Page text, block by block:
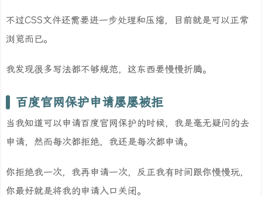
不过CSS文件还需要进一步处理和压缩，目前就是可以正常
浏览而已。
我发现很多写法都不够规范，这东西要慢慢折腾。
百度官网保护申请屡屡被拒
当我知道可以申请百度官网保护的时候，我是毫无疑问的去
申请，然而每次都拒绝，我还是每次都申请。
你拒绝我一次，我再申请一次，反正我有时间跟你慢慢玩，
你最好就是将我的申请入口关闭。